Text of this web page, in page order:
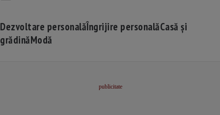
Dezvoltare personalăÎngrijire personalăCasă și
grădinăModă